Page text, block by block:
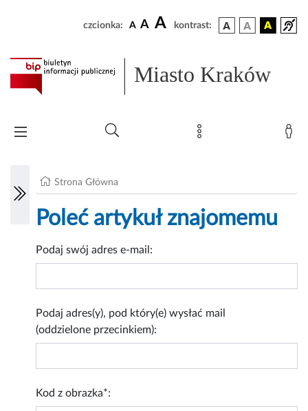
czcionka: A A A kontrast:
Miasto Kraków
Strona Główna
Poleć artykuł znajomemu
Podaj swój adres e-mail:
Podaj adres(y), pod który(e) wysłać mail
(oddzielone przecinkiem):
Kod z obrazka*: